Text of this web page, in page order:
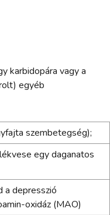
karbidopára vagy a
egyéb
szembetegség);
egy daganatos
a depresszió
oxidáz (MAO)